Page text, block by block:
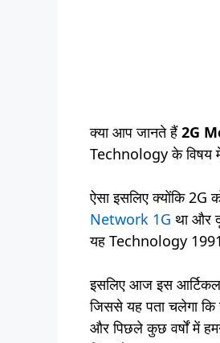
क्या आप जानते हैं2G
Technology के विषय में
ऐसा इसलिए क्योंकि 2G
Network 1G था और
यह Technology
इसलिए आज इस
जिससे यह पता चलेगा
और पिछले कुछ वर्षों में